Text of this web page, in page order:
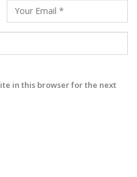
in this browser for the next